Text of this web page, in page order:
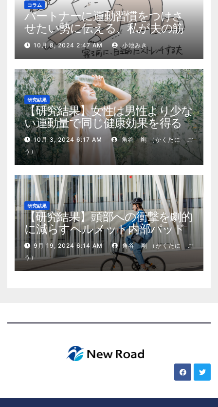
コラム
パートナーに運動習慣をつけさ
せたい勢に伝える、私が夫の筋
肉量を2kg増やした5ステップ
10月 8, 2024 2:47 AM 小池みき
研究結果
【研究結果】女性は男性より少な
い運動量で同じ健康効果を得る
10月 3, 2024 6:17 AM
角谷 剛 （かくたに ご
う）
研究結果
【研究結果】頭部への衝撃を劇的
に減らすヘルメット内部パッド
9月 19, 2024 6:14 AM
角谷 剛 （かくたに ご
う）